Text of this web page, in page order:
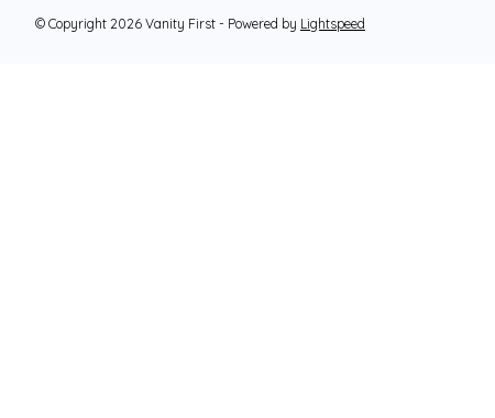
© Copyright 2026 Vanity First - Powered by Lightspeed